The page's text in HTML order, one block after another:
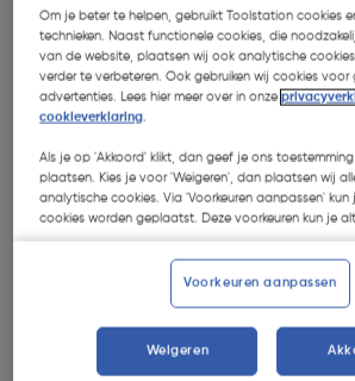
| Excl. btw € 4,46
Om je beter te helpen, gebruikt Toolstation cookies
technieken. Naast functionele cookies, die
van de website, plaatsen wij ook analytische
verder te verbeteren. Ook gebruiken wij cookies voor
advertenties. Lees hier meer over in onze
cookieverklaring.
Als je op 'Akkoord' klikt, dan geef je ons
plaatsen. Kies je voor 'Weigeren', dan plaatsen wij
analytische cookies. Via 'Voorkeuren aanpassen' kun
cookies worden geplaatst. Deze voorkeuren kun je
Voorkeuren aanpassen
Weigeren